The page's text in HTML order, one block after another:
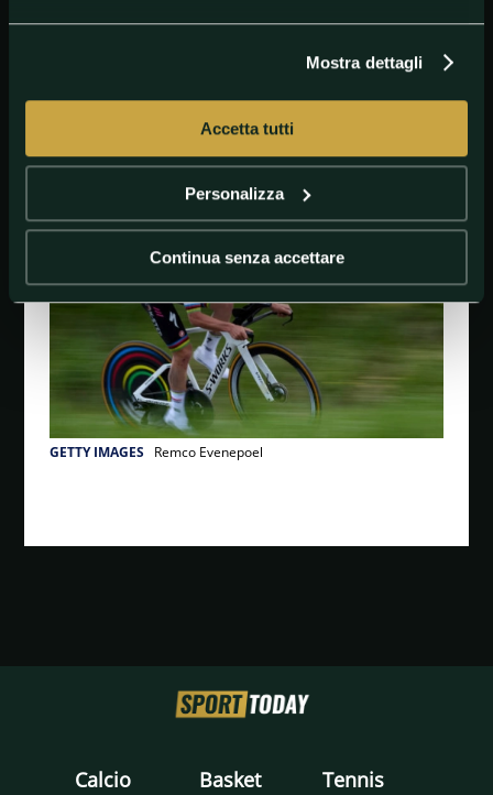
Mostra dettagli
Accetta tutti
Personalizza
Continua senza accettare
Verde (classifica a punti):Biniam Girmay
Jonas Abrahamsen
#JonasVingegaard #RemcoEvenepoel #TourdeFrance
GETTY IMAGES Remco Evenepoel
Calcio Basket Tennis